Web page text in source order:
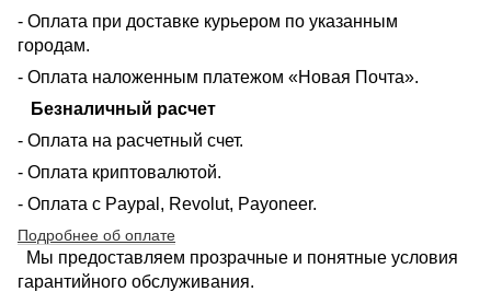
- Оплата при доставке курьером по указанным
городам.
- Оплата наложенным платежом «Новая Почта».
Безналичный расчет
- Оплата на расчетный счет.
- Оплата криптовалютой.
- Оплата с Paypal, Revolut, Payoneer.
Подробнее об оплате
Мы предоставляем прозрачные и понятные условия
гарантийного обслуживания.